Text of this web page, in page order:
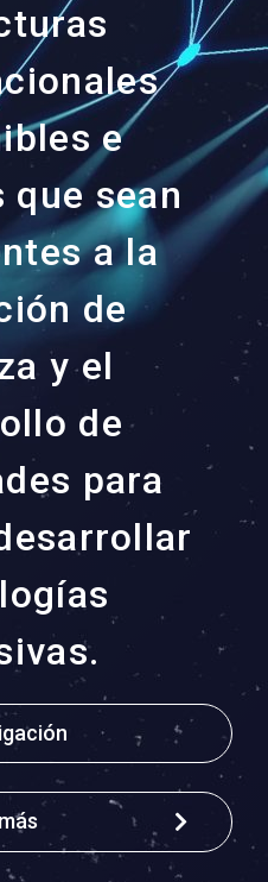
e
sean
a la
de
y el
de
para